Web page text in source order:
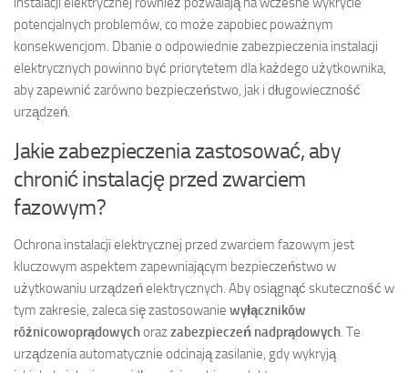
potencjalnych problemów, co może zapobiec poważnym
konsekwencjom. Dbanie o odpowiednie zabezpieczenia instalacji
elektrycznych powinno być priorytetem dla każdego użytkownika,
aby zapewnić zarówno bezpieczeństwo, jak i długowieczność
urządzeń.
Jakie zabezpieczenia zastosować, aby
chronić instalację przed zwarciem
fazowym?
Ochrona instalacji elektrycznej przed zwarciem fazowym jest
kluczowym aspektem zapewniającym bezpieczeństwo w
użytkowaniu urządzeń elektrycznych. Aby osiągnąć skuteczność w
tym zakresie, zaleca się zastosowanie wyłączników
różnicowoprądowychorazzabezpieczeń nadprądowych. Te
urządzenia automatycznie odcinają zasilanie, gdy wykryją